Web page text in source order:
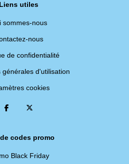
Liens utiles
sommes-nous
nous
de confidentialité
générales d'utilisation
cookies
codes promo
Black Friday